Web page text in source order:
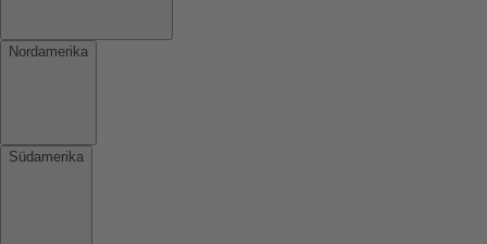
Nordamerika
Südamerika